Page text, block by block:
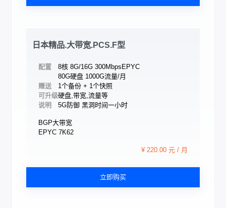
日本精品.大带宽.PCS.F型
配置 8核 8G/16G 300Mbps EPYC
80G硬盘 1000G流量/月
赠送
1个备份 + 1个快照
可升级硬盘,带宽,流量等
说明
5G防御 黑洞时间一小时
BGP大带宽
EPYC 7K62
¥ 220.00 元 / 月
立即购买